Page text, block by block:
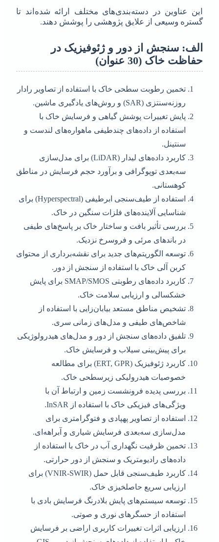
این عناوین در دسته‌بندی‌های مختلف ارائه شده‌اند تا
گستره وسیعی از علایق پژوهشی را پوشش دهند.
الف: سنجش از دور و ژئوفیزیک در
حفاظت خاک (30 عنوان)
تخمین رطوبت سطحی خاک با استفاده از تصاویر رادار
روزنه‌سنتزی (SAR) و روش‌های یادگیری ماشین.
پایش تغییرات پوشش گیاهی و فرسایش خاک با
استفاده از داده‌های چندطیفی ماهواره‌های لندست و
سنتینل.
کاربرد داده‌های لیدار (LiDAR) برای مدل‌سازی
سه‌بعدی توپوگرافی و برآورد حجم فرسایش در مناطق
کوهستانی.
استفاده از طیف‌سنجی ابرطیفی (Hyperspectral) برای
شناسایی آلاینده‌های فلزات سنگین در خاک.
بررسی تأثیر بافت و ساختار خاک بر پاسخ‌های طیفی
در باندهای مرئی و فروسرخ نزدیک.
توسعه الگوریتم‌های جدید برای نقشه‌برداری از محتوای
کربن آلی خاک با استفاده از سنجش از دور.
کاربرد داده‌های رطوبتی SMAP/SMOS برای پایش
خشکسالی و ارزیابی سلامت خاک.
تشخیص مناطق مستعد بیابان‌زایی با استفاده از
شاخص‌های طیفی و مدل‌های زمانی سری.
تلفیق داده‌های سنجش از دور و مدل‌های هیدرولوژیکی
برای پیش‌بینی سیلاب و فرسایش خاک.
کاربرد ژئوفیزیک (ERT, GPR) برای مطالعه
خصوصیات هیدرولیکی زیرسطحی خاک.
بررسی پدیده فرونشست زمین و ارتباط آن با
ویژگی‌های فیزیکی خاک با استفاده از InSAR.
استفاده از تصاویر پهپادی و فتوگرامتری برای
مدل‌سازی سه‌بعدی فرسایش شیاری و آبراهه‌ای.
تخمین ظرفیت نگهداری آب در خاک با استفاده از
داده‌های رادیومتریک و سنجش از دور حرارتی.
کاربرد طیف‌سنجی قابل حمل (VNIR-SWIR) برای
ارزیابی سریع حاصلخیزی خاک.
توسعه سیستم‌های پایش بلادرنگ فرسایش بادی با
استفاده از حسگرهای نوری و صوتی.
ارزیابی اثرات تغییرات کاربری اراضی بر فرسایش